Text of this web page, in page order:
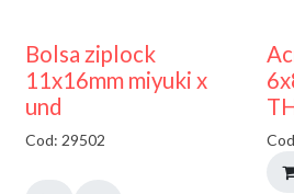
¡NUEVO!
Bolsa ziplock
11x16mm miyuki x
und
Cod: 29502